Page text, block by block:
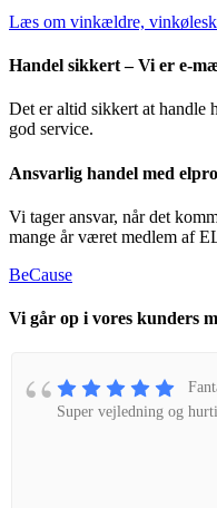
Læs om vinkældre,
Handel sikkert – Vi er e-
Det er altid sikkert at handle
god service.
Ansvarlig handel med
Vi tager ansvar, når det
mange år været medlem af
BeCause
Vi går op i vores kunders
Super vejledning og